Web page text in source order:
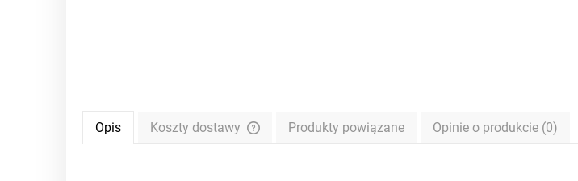
Opis Koszty dostawy Produkty powiązane Opinie o produkcie (0)